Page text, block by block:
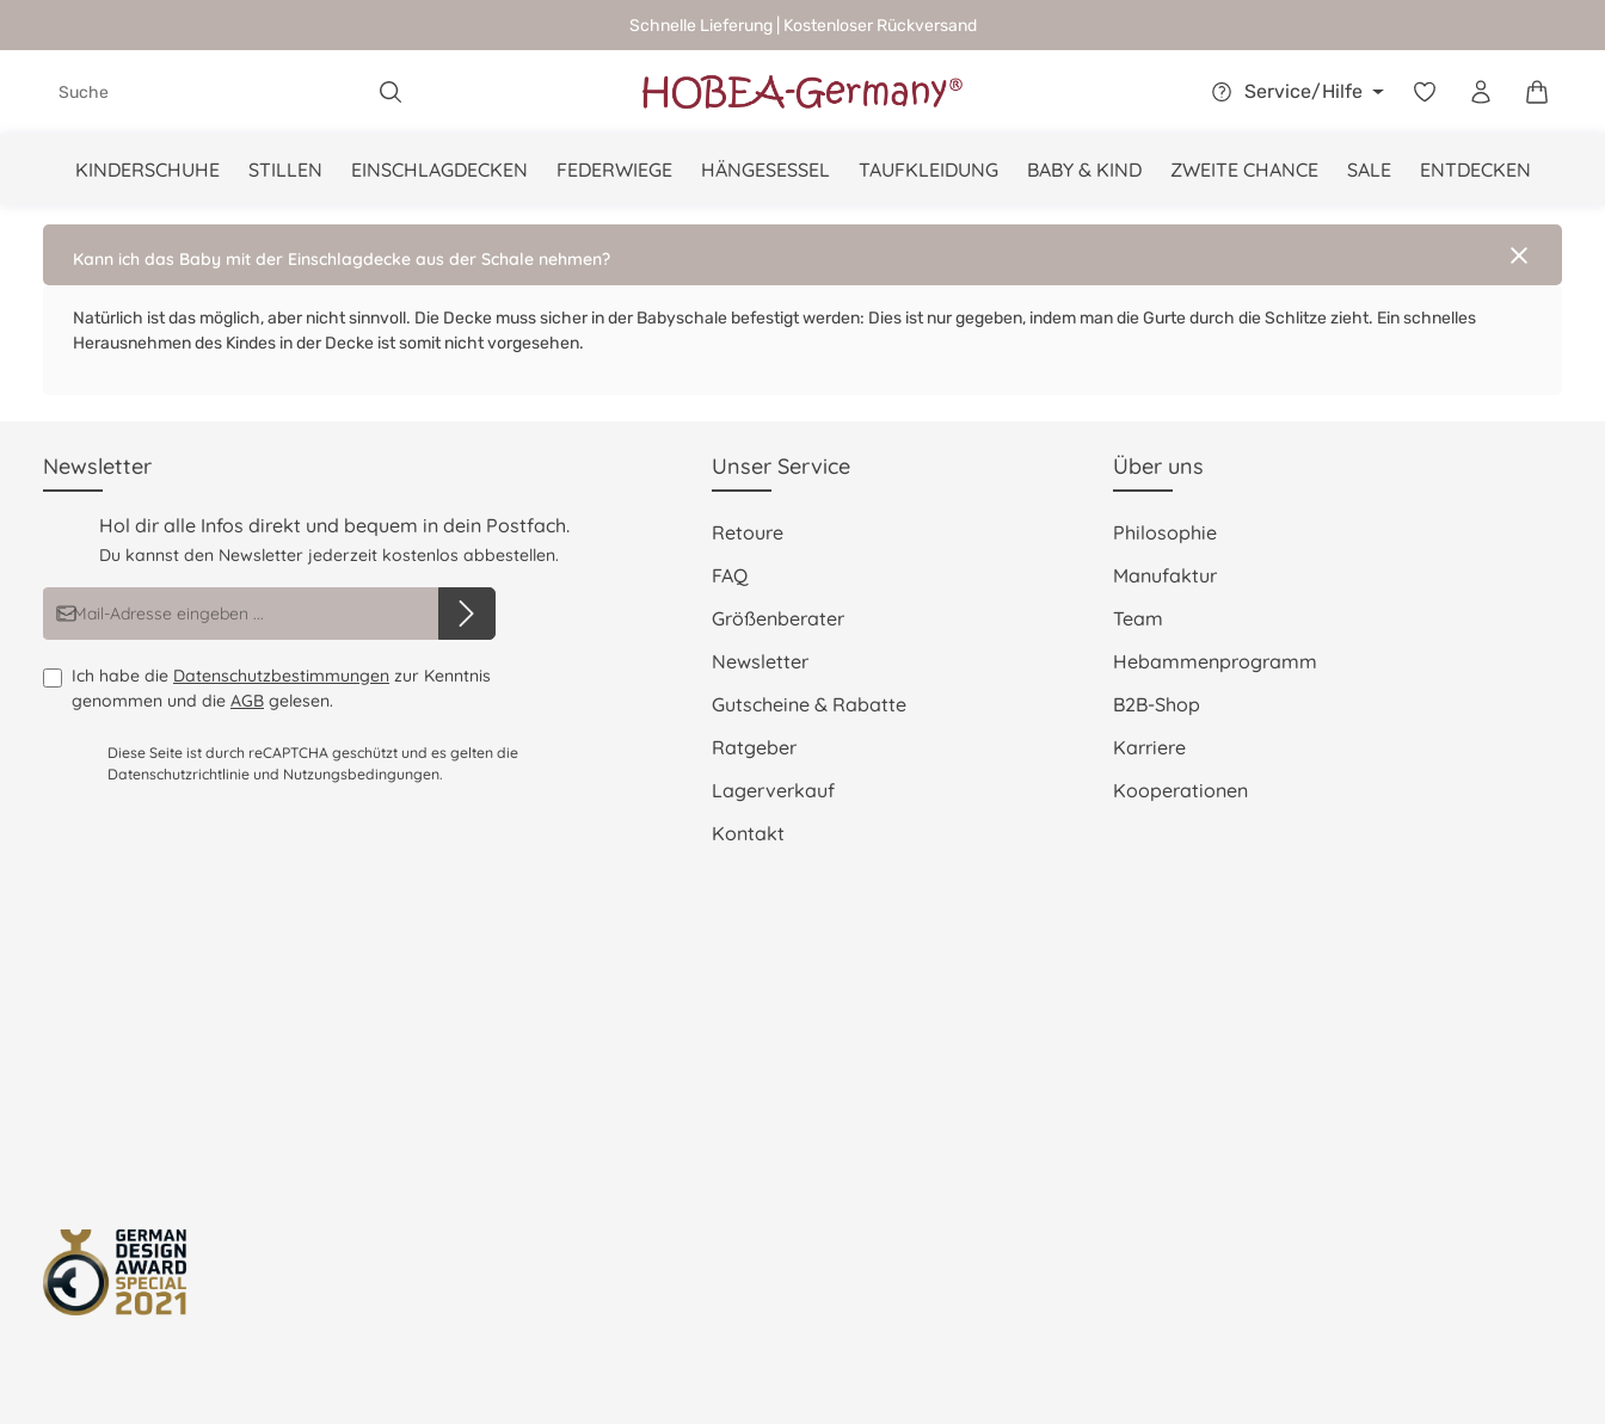
Schnelle Lieferung | Kostenloser Rückversand
Service/Hilfe
KINDERSCHUHE STILLEN EINSCHLAGDECKEN FEDERWIEGE HÄNGESESSEL TAUFKLEIDUNG BABY & KIND ZWEITE CHANCE SALE ENTDECKEN
Kann ich das Baby mit der Einschlagdecke aus der Schale nehmen?
Natürlich ist das möglich, aber nicht sinnvoll. Die Decke muss sicher in der Babyschale befestigt werden: Dies ist nur gegeben, indem man die Gurte durch die Schlitze zieht. Ein schnelles
Herausnehmen des Kindes in der Decke ist somit nicht vorgesehen.
Newsletter
Hol dir alle Infos direkt und bequem in dein Postfach.
Du kannst den Newsletter jederzeit kostenlos abbestellen.
E-Mail-Adresse*
Ich habe die Datenschutzbestimmungen zur Kenntnis
genommen und die AGB gelesen.
Diese Seite ist durch reCAPTCHA geschützt und es gelten die
Datenschutzrichtlinie und Nutzungsbedingungen.
Unser Service
Retoure
FAQ
Größenberater
Newsletter
Gutscheine & Rabatte
Ratgeber
Lagerverkauf
Kontakt
Über uns
Philosophie
Manufaktur
Team
Hebammenprogramm
B2B-Shop
Karriere
Kooperationen